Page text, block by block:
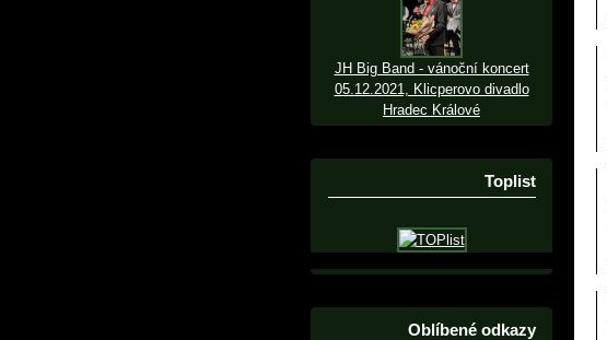
JH Big Band - vánoční koncert
05.12.2021, Klicperovo divadlo
Hradec Králové
Toplist
Oblíbené odkazy